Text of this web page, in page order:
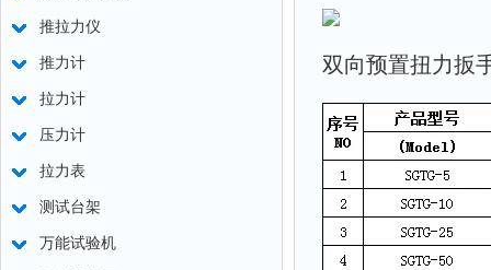
推拉力仪
推力计
拉力计
压力计
拉力表
测试台架
万能试验机
双向预置扭力扳